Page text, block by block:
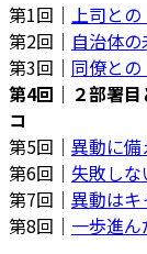
第1回｜ 上司との
第2回｜ 自治体
第3回｜ 同僚との
第4回｜２部署
コ
第5回｜ 異動に備
第6回｜ 失敗しな
第7回｜ 異動は
第8回｜ 一歩進